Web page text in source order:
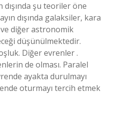
şu teoriler öne
dışında galaksiler, kara
ve diğer astronomik
düşünülmektedir.
Diğer evrenler .
de olması. Paralel
ayakta durulmayı
oturmayı tercih etmek